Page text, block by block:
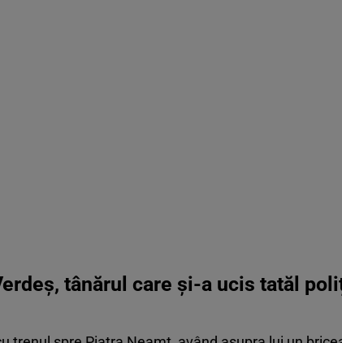
tânărul care și-a ucis tatăl